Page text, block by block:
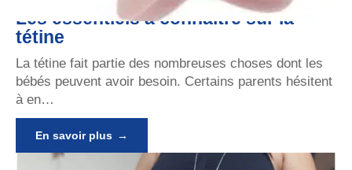
Les essentiels à connaître sur la
tétine
La tétine fait partie des nombreuses choses dont les
bébés peuvent avoir besoin. Certains parents hésitent
à en…
En savoir plus